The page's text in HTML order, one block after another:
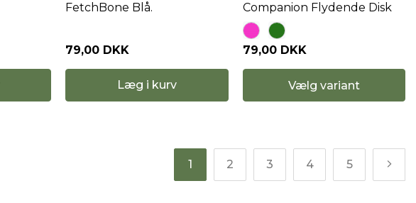
FetchBone Blå.
79,00 DKK
Læg i kurv
Companion Flydende Disk
79,00 DKK
Vælg variant
1 2 3 4 5